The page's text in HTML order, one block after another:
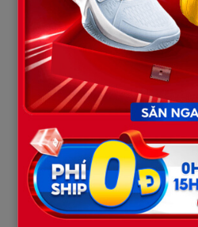
thương tiếc và đau xót khi nhận tin
từng đồng hành cùng chương trình
tuổi 28. Chúng tôi xin gửi lời chia
đồng đội và những người thân của
nắng của đồng chí sẽ là ký ức đẹp
chàng trai tốt bụng, nhiệt tình,
đội sẽ ở mãi trong trái tim anh chị
được nghiêng mình tiễn biệt đồng